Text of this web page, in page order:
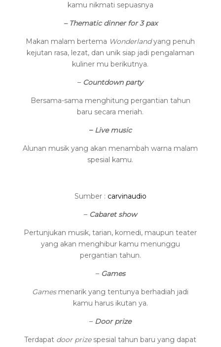
kamu nikmati sepuasnya
– Thematic dinner for 3 pax
Makan malam bertema Wonderlandyang penuh
kejutan rasa, lezat, dan unik siap jadi pengalaman
kuliner mu berikutnya.
– Countdown party
Bersama-sama menghitung pergantian tahun
baru secara meriah.
– Live music
Alunan musik yang akan menambah warna malam
spesial kamu.
Sumber : carvinaudio
– Cabaret show
Pertunjukan musik, tarian, komedi, maupun teater
yang akan menghibur kamu menunggu
pergantian tahun.
– Games
Gamesmenarik yang tentunya berhadiah jadi
kamu harus ikutan ya.
– Door prize
Terdapat door prize spesial tahun baru yang dapat